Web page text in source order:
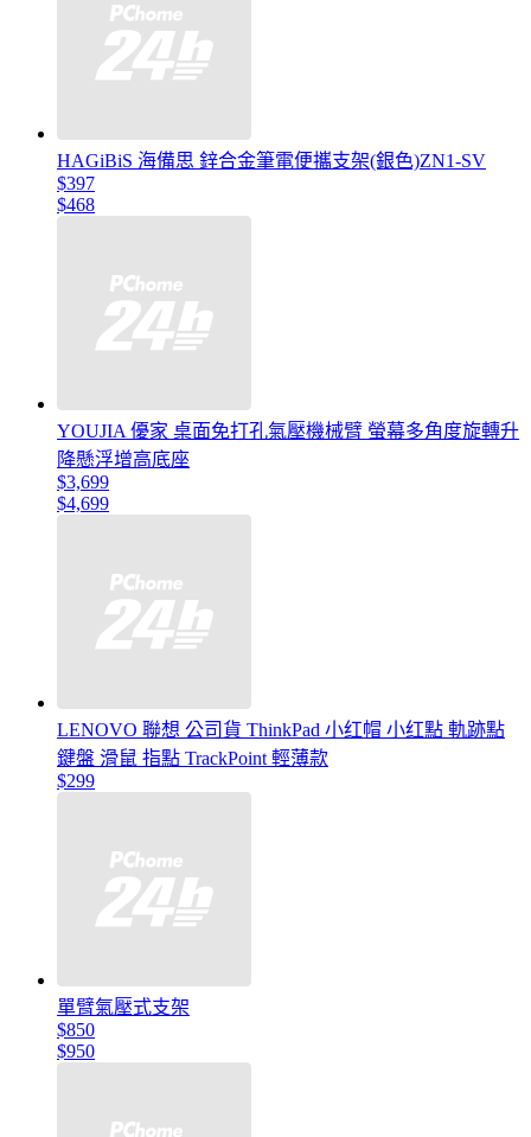
HAGiBiS 海備思 鋅合金筆電便攜支架(銀色)ZN1-SV
$397
$468
YOUJIA 優家 桌面免打孔氣壓機械臂 螢幕多角度旋轉升
降懸浮增高底座
$3,699
$4,699
LENOVO 聯想 公司貨 ThinkPad 小红帽 小红點 軌跡點
鍵盤 滑鼠 指點 TrackPoint 輕薄款
$299
單臂氣壓式支架
$850
$950